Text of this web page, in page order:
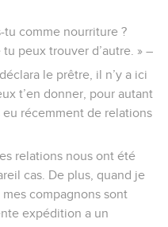
tu comme nourriture ?
peux trouver d’autre. » –
le prêtre, il n’y a ici
t’en donner, pour autant
eu récemment de relations
relations nous ont été
cas. De plus, quand je
compagnons sont
expédition a un